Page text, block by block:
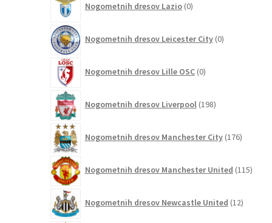
Nogometnih dresov Lazio 0izdelkov
Nogometnih dresov Leicester City 0izdelkov
Nogometnih dresov Lille OSC 0izdelkov
Nogometnih dresov Liverpool 198izdelkov
Nogometnih dresov Manchester City 176izdelkov
Nogometnih dresov Manchester United 115
Nogometnih dresov Newcastle United 12izdelkov